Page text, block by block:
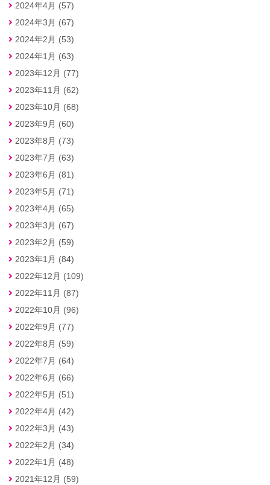
2024年4月 (57)
2024年3月 (67)
2024年2月 (53)
2024年1月 (63)
2023年12月 (77)
2023年11月 (62)
2023年10月 (68)
2023年9月 (60)
2023年8月 (73)
2023年7月 (63)
2023年6月 (81)
2023年5月 (71)
2023年4月 (65)
2023年3月 (67)
2023年2月 (59)
2023年1月 (84)
2022年12月 (109)
2022年11月 (87)
2022年10月 (96)
2022年9月 (77)
2022年8月 (59)
2022年7月 (64)
2022年6月 (66)
2022年5月 (51)
2022年4月 (42)
2022年3月 (43)
2022年2月 (34)
2022年1月 (48)
2021年12月 (59)